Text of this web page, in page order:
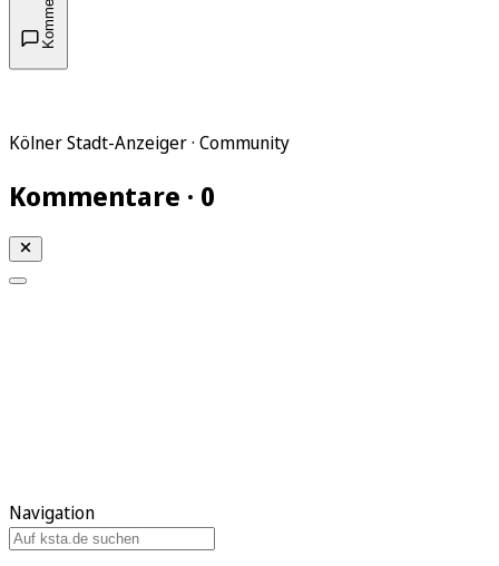
Kölner Stadt-Anzeiger · Community
Kommentare · 0
Navigation